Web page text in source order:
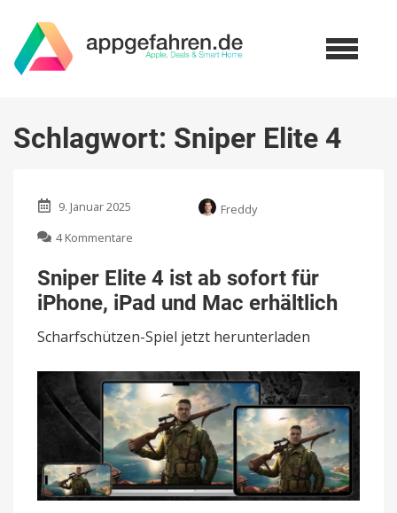
Schlagwort: Sniper Elite 4
9. Januar 2025
Freddy
4 Kommentare
Elite
4
ist
sofort
iPhone,
iPad
und
Mac
erhältlich
Sniper Elite 4 ist ab sofort für
iPhone, iPad und Mac erhältlich
Scharfschützen-Spiel jetzt herunterladen